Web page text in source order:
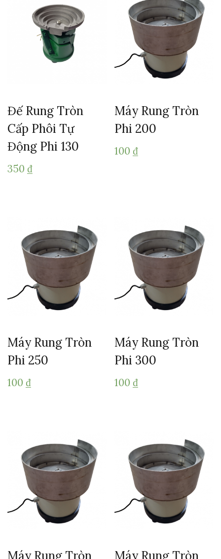
Đế Rung Tròn
Cấp Phôi Tự
Động Phi 130
350 ₫
Máy Rung Tròn
Phi 200
100 ₫
Máy Rung Tròn
Phi 250
100 ₫
Máy Rung Tròn
Phi 300
100 ₫
Máy Rung Tròn Máy Rung Tròn